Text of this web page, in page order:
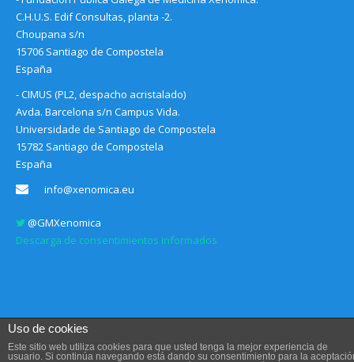
C.H.U.S. Edif Consultas, planta -2.
Choupana s/n
15706 Santiago de Compostela
España
- CIMUS (PL2, despacho acristalado)
Avda. Barcelona s/n Campus Vida.
Universidade de Santiago de Compostela
15782 Santiago de Compostela
España
info@xenomica.eu
@GMXenomica
Descarga de consentimientos informados
Uso de cookies
Este sitio web utiliza cookies para que usted tenga la mejor experiencia de
usuario. Si continúa navegando está dando su consentimiento para la